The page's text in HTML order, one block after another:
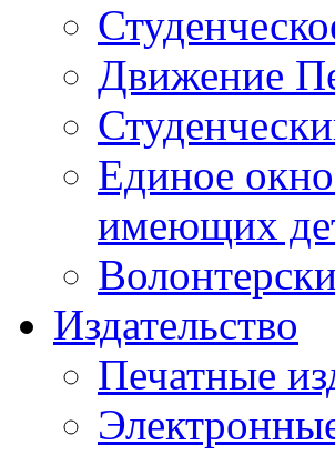
Движение
Единое
имеющих
Издательство
Печатные